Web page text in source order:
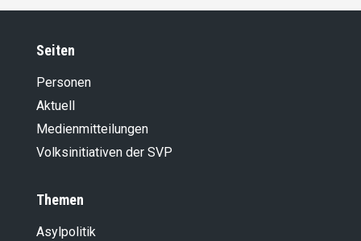
Seiten
Personen
Aktuell
Medienmitteilungen
Volksinitiativen der SVP
Themen
Asylpolitik